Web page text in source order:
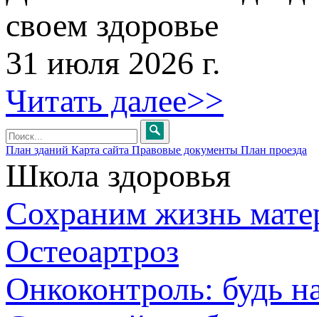
своем здоровье
31 июля 2026 г.
Читать далее>>
План зданий Карта сайта Правовые документы План проезда
Школа здоровья
Сохраним жизнь
Остеоартроз
Онкоконтроль: будь